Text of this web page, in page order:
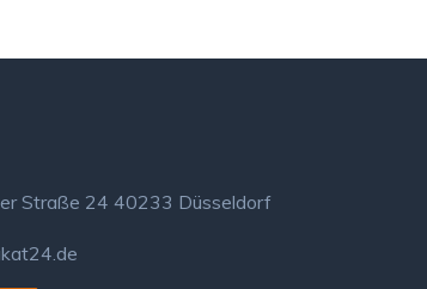
Straße 24 40233 Düsseldorf